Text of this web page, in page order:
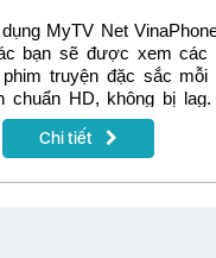
MyTV Net
bạn sẽ được xem các
truyện đặc sắc mỗi
chuẩn HD, không bị lag.
các thiết bị
Android 4.2 và IOS 8.1 trở
thì chỉ cần điện thoại
Chi tiết